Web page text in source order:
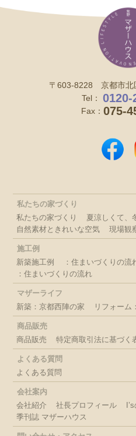
〒603-8228 京都市北
Tel：
0120-
Fax： 075-
私たちの家づくり
私たちの家づくり
夏涼しくて、
自然素材ときれいな空気
現場観
施工例
新築施工例
：住まいづくりの流
：住まいづくりの流れ
マザーライフ
新築：京都西陣の家
リフォーム
商品販売
商品販売
特定商取引法に基づく
よくある質問
よくある質問
会社案内
会社紹介
社長プロフィール
季刊誌 マザーハウス